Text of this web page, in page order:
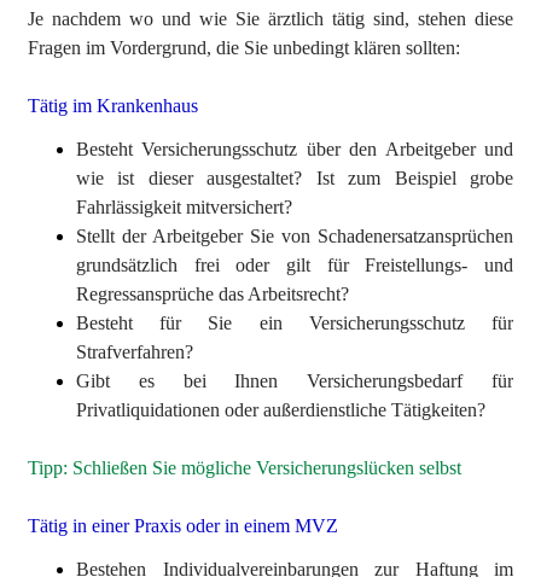
Je nachdem wo und wie Sie ärztlich tätig sind, stehen diese
Fragen im Vordergrund, die Sie unbedingt klären sollten:
Tätig im Krankenhaus
Besteht Versicherungsschutz über den Arbeitgeber und
wie ist dieser ausgestaltet? Ist zum Beispiel grobe
Fahrlässigkeit mitversichert?
Stellt der Arbeitgeber Sie von Schadenersatzansprüchen
grundsätzlich frei oder gilt für Freistellungs- und
Regressansprüche das Arbeitsrecht?
Besteht für Sie ein Versicherungsschutz für
Strafverfahren?
Gibt es bei Ihnen Versicherungsbedarf für
Privatliquidationen oder außerdienstliche Tätigkeiten?
Tipp: Schließen Sie mögliche Versicherungslücken selbst
Tätig in einer Praxis oder in einem MVZ
Bestehen Individualvereinbarungen zur Haftung im